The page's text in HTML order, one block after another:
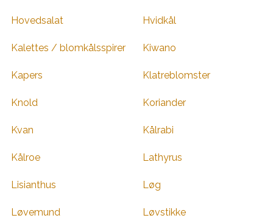
Hovedsalat Hvidkål
Kalettes / blomkålsspirer Kiwano
Kapers Klatreblomster
Knold Koriander
Kvan Kålrabi
Kålroe Lathyrus
Lisianthus Løg
Løvemund Løvstikke